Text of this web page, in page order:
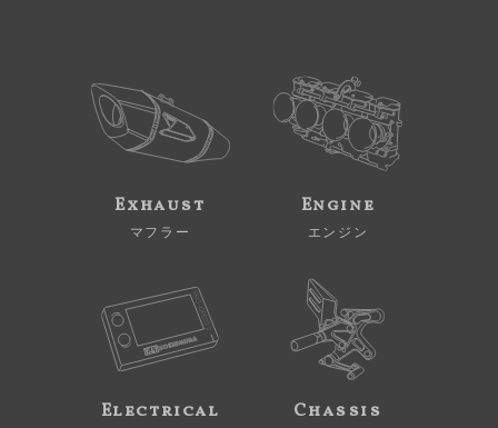
Exhaust
マフラー
Engine
エンジン
Electrical Chassis